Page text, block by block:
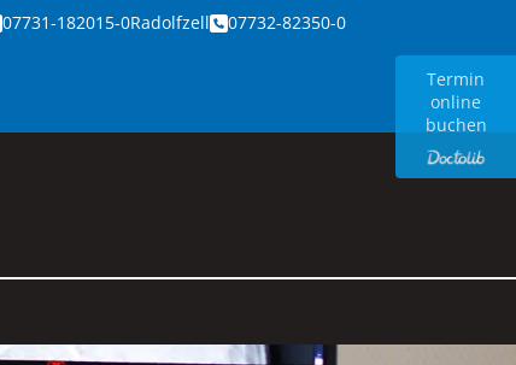
07731-182015-0Radolfzell 07732-82350-0
Termin
online
buchen